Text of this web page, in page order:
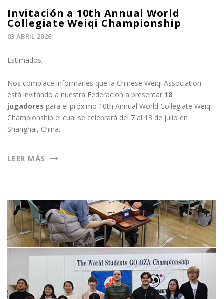
Invitación a 10th Annual World
Collegiate Weiqi Championship
03 ABRIL 2026
Estimados,
Nos complace informarles que la Chinese Weiqi Association
está invitando a nuestra Federación a presentar 18
jugadores para el próximo 10th Annual World Collegiate Weiqi
Championship el cual se celebrará del 7 al 13 de julio en
Shanghai, China.
LEER MÁS